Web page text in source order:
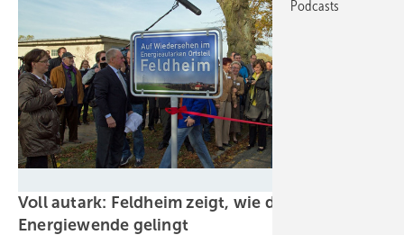
Voll autark: Feldheim zeigt, wie die
Energiewende gelingt
Podcasts